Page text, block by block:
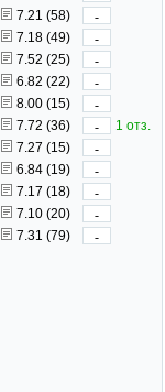
7.21 (58)
-
7.18 (49)
-
7.52 (25)
-
6.82 (22)
-
8.00 (15)
-
7.72 (36) -
1 отз.
7.27 (15)
-
6.84 (19)
-
7.17 (18)
-
7.10 (20)
-
7.31 (79) -